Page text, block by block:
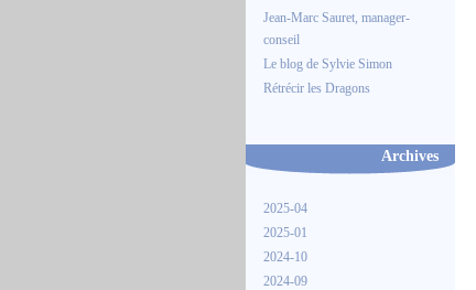
Jean-Marc Sauret, manager-
conseil
Le blog de Sylvie Simon
Rétrécir les Dragons
Archives
2025-04
2025-01
2024-10
2024-09